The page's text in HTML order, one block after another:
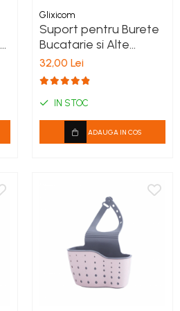
Glixicom
Suport pentru Burete
Bucatarie si Alte
Accesorii cu Prindere
pe Chiuveta Alb - Gri
32,00 Lei
IN STOC
ADAUGA IN COS